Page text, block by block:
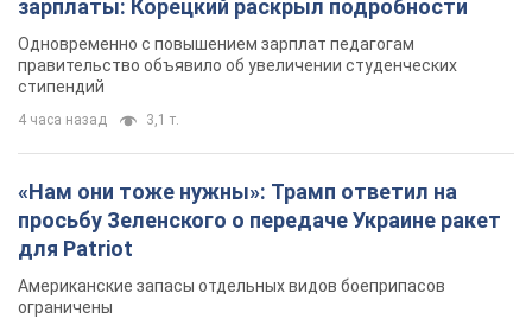
зарплаты: Корецкий раскрыл подробности
Одновременно с повышением зарплат педагогам
правительство объявило об увеличении студенческих
стипендий
4 часа назад 3,1 т.
«Нам они тоже нужны»: Трамп ответил на
просьбу Зеленского о передаче Украине ракет
для Patriot
Американские запасы отдельных видов боеприпасов
ограничены